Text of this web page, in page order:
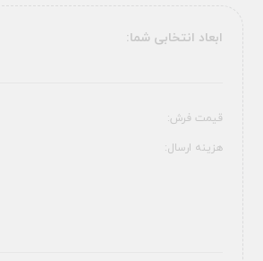
ابعاد انتخابی شما:
قیمت فرش:
هزینه ارسال: